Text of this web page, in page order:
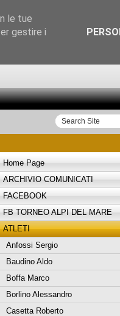
Home Page
ARCHIVIO COMUNICATI
FACEBOOK
FB TORNEO ALPI DEL MARE
ATLETI
Anfossi Sergio
Baudino Aldo
Boffa Marco
Borlino Alessandro
Casetta Roberto
le tue
gestire i